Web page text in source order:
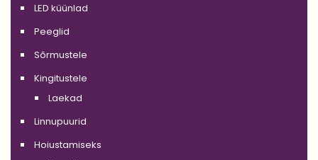
LED küünlad
Peeglid
Sõrmustele
Kingitustele
Laekad
Linnupuurid
Hoiustamiseks